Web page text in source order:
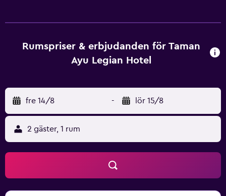
nedan finns antingen tillgängliga på plats eller i närheten.
Avgifter kan tillkomma.
Rumspriser & erbjudanden för Taman
Ayu Legian Hotel
fre 14/8 - lör 15/8
2 gäster, 1 rum